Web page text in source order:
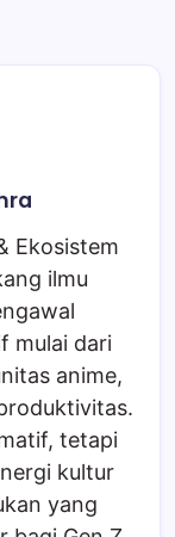
Ekosistem
ilmu
mulai dari
anime,
tetapi
kultur
yang